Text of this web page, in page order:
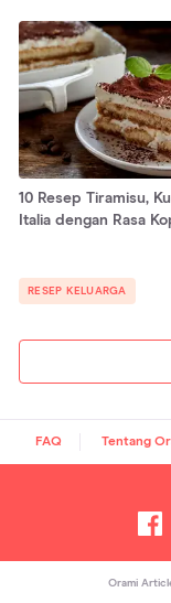
10 Resep Tiramisu,
Italia dengan Rasa
RESEP KELUARGA
FAQ Tentang
Orami